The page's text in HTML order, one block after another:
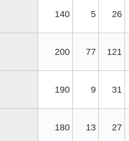
140 5 26
200 77 121
190 9 31
180 13 27